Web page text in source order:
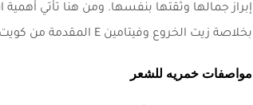
إبراز جمالها وثقتها بنفسها. ومن هنا تأتي
بخلاصة زيت الخروع وفيتامين E المقدمة من كويت شوب.
مواصفات خمريه للشعر